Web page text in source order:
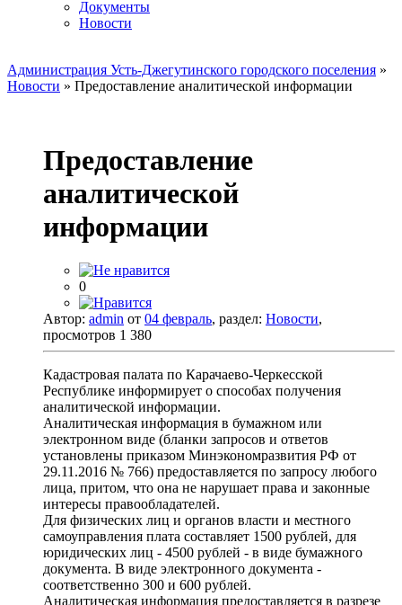
Документы
Новости
Администрация Усть-Джегутинского городского поселения »
Новости » Предоставление аналитической информации
Предоставление
аналитической
информации
0
Автор: admin от 04 февраль, раздел: Новости,
просмотров 1 380
Кадастровая палата по Карачаево-Черкесской
Республике информирует о способах получения
аналитической информации.
Аналитическая информация в бумажном или
электронном виде (бланки запросов и ответов
установлены приказом Минэкономразвития РФ от
29.11.2016 № 766) предоставляется по запросу любого
лица, притом, что она не нарушает права и законные
интересы правообладателей.
Для физических лиц и органов власти и местного
самоуправления плата составляет 1500 рублей, для
юридических лиц - 4500 рублей - в виде бумажного
документа. В виде электронного документа -
соответственно 300 и 600 рублей.
Аналитическая информация предоставляется в разрезе